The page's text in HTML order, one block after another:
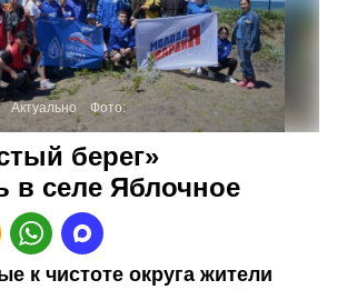
Актуально Фото:
берег»
в селе Яблочное
к чистоте округа жители